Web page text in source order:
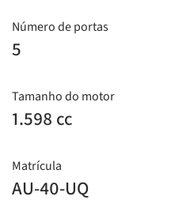
Número de portas
5
Tamanho do motor
1.598 cc
Matrícula
AU-40-UQ